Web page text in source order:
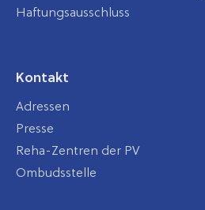
Haftungsausschluss
Kontakt
Adressen
Presse
Reha-Zentren der PV
Ombudsstelle